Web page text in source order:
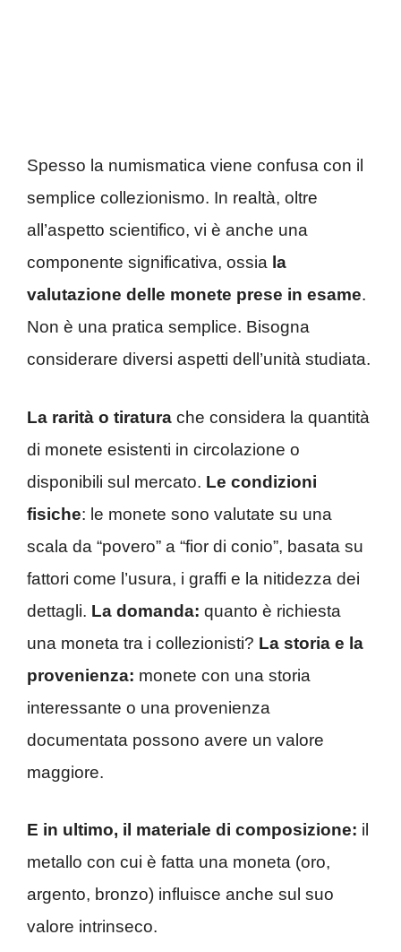
Spesso la numismatica viene confusa con il
semplice collezionismo. In realtà, oltre
all’aspetto scientifico, vi è anche una
componente significativa, ossia la
valutazione delle monete prese in esame.
Non è una pratica semplice. Bisogna
considerare diversi aspetti dell’unità studiata.
La rarità o tiratura che considera la quantità
di monete esistenti in circolazione o
disponibili sul mercato. Le condizioni
fisiche: le monete sono valutate su una
scala da “povero” a “fior di conio”, basata su
fattori come l’usura, i graffi e la nitidezza dei
dettagli. La domanda: quanto è richiesta
una moneta tra i collezionisti? La storia e la
provenienza: monete con una storia
interessante o una provenienza
documentata possono avere un valore
maggiore.
E in ultimo, il materiale di composizione: il
metallo con cui è fatta una moneta (oro,
argento, bronzo) influisce anche sul suo
valore intrinseco.